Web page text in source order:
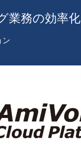
業務の効率化
ン